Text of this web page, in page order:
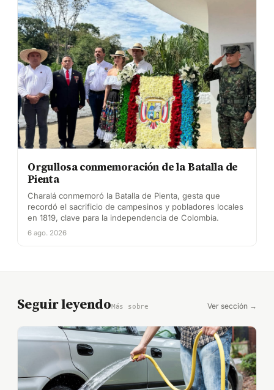
Orgullosa conmemoración de la Batalla de
Pienta
Charalá conmemoró la Batalla de Pienta, gesta que
recordó el sacrificio de campesinos y pobladores locales
en 1819, clave para la independencia de Colombia.
6 ago. 2026
Seguir leyendoMás sobre Ver sección →